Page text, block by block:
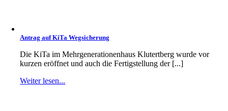
Antrag auf KiTa Wegsicherung
Die KiTa im Mehrgenerationenhaus Klutertberg wurde vor
kurzen eröffnet und auch die Fertigstellung der [...]
Weiter lesen...